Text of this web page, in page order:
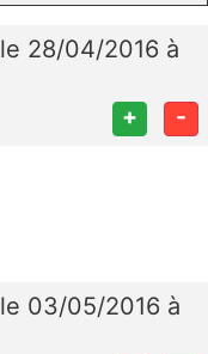
le 28/04/2016 à
+ -
le 03/05/2016 à